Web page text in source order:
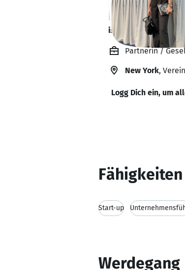
Ksenia
is looking for
Partnerin /
New York,
Logg Dich ein, um
Start-up
Werdegang